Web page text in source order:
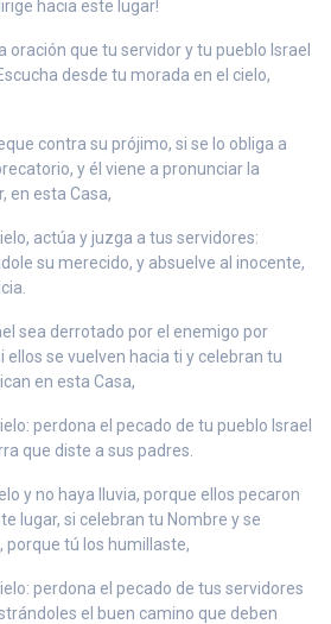
hacia este lugar!
oración que tu servidor y tu pueblo Israel
desde tu morada en el cielo,
contra su prójimo, si se lo obliga a
y él viene a pronunciar la
en esta Casa,
actúa y juzga a tus servidores:
su merecido, y absuelve al inocente,
sea derrotado por el enemigo por
ellos se vuelven hacia ti y celebran tu
en esta Casa,
perdona el pecado de tu pueblo Israel
que diste a sus padres.
y no haya lluvia, porque ellos pecaron
lugar, si celebran tu Nombre y se
porque tú los humillaste,
perdona el pecado de tus servidores
el buen camino que deben